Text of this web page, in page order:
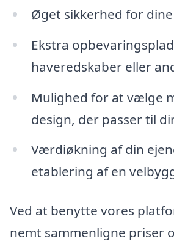
Øget sikkerhed for
Ekstra
haveredskaber eller
Mulighed for at vælge
design, der passer til
Værdiøkning af din
etablering af en
Ved at benytte vores
nemt sammenligne priser